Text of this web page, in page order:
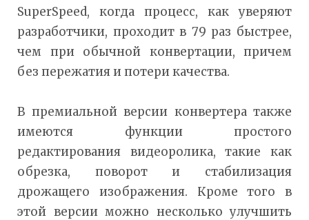
SuperSpeed, когда процесс, как уверяют
разработчики, проходит в 79 раз быстрее,
чем при обычной конвертации, причем
без пережатия и потери качества.
В премиальной версии конвертера также
имеются функции простого
редактирования видеоролика, такие как
обрезка, поворот и стабилизация
дрожащего изображения. Кроме того в
этой версии можно несколько улучшить